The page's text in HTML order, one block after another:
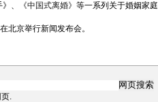
、
《中国式离婚》 等一系列关于婚姻家庭
京举行新闻发布会。
.